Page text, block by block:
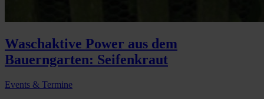
Waschaktive Power aus dem
Bauerngarten: Seifenkraut
Events & Termine